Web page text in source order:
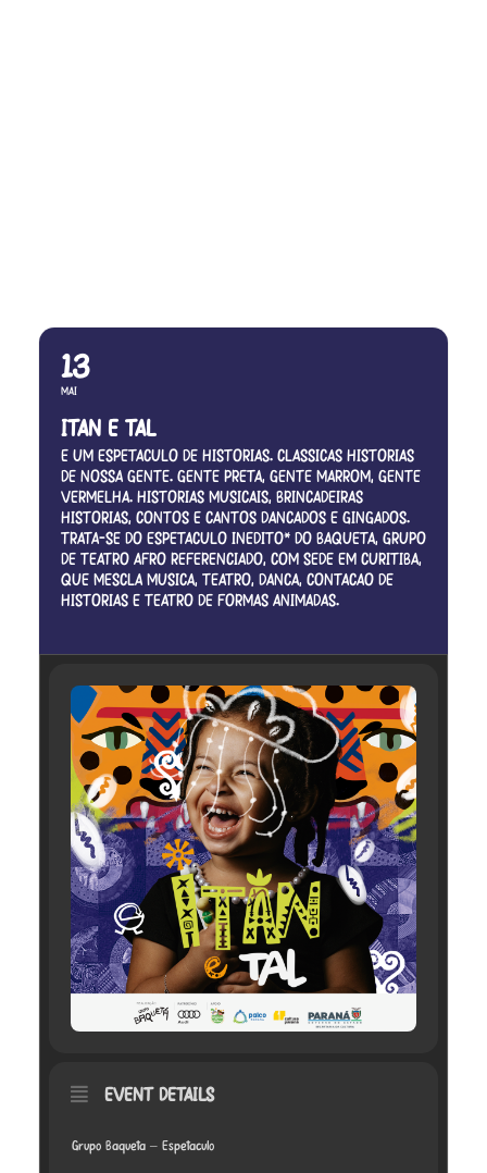
13
MAI
ITAN E TAL
É UM ESPETÁCULO DE HISTÓRIAS. CLÁSSICAS HISTÓRIAS
DE NOSSA GENTE. GENTE PRETA, GENTE MARROM, GENTE
VERMELHA. HISTÓRIAS MUSICAIS, BRINCADEIRAS
HISTÓRIAS, CONTOS E CANTOS DANÇADOS E GINGADOS.
TRATA-SE DO ESPETÁCULO INÉDITO* DO BAQUETÁ, GRUPO
DE TEATRO AFRO REFERENCIADO, COM SEDE EM CURITIBA,
QUE MESCLA MÚSICA, TEATRO, DANÇA, CONTAÇÃO DE
HISTÓRIAS E TEATRO DE FORMAS ANIMADAS.
EVENT DETAILS
Grupo Baquetá – Espetáculo